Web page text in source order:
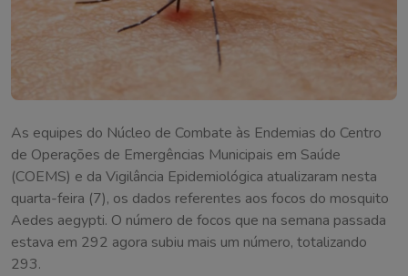
As equipes do Núcleo de Combate às Endemias do Centro
de Operações de Emergências Municipais em Saúde
(COEMS) e da Vigilância Epidemiológica atualizaram nesta
quarta-feira (7), os dados referentes aos focos do mosquito
Aedes aegypti. O número de focos que na semana passada
estava em 292 agora subiu mais um número, totalizando
293.